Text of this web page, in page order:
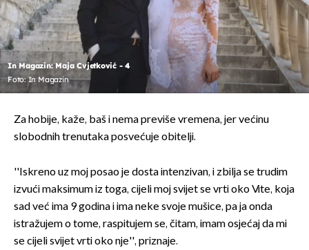
In Magazin: Maja Cvjetković - 4
Foto: In Magazin
Za hobije, kaže, baš i nema previše vremena, jer većinu
slobodnih trenutaka posvećuje obitelji.
''Iskreno uz moj posao je dosta intenzivan, i zbilja se trudim
izvući maksimum iz toga, cijeli moj svijet se vrti oko Vite, koja
sad već ima 9 godina i ima neke svoje mušice, pa ja onda
istražujem o tome, raspitujem se, čitam, imam osjećaj da mi
se cijeli svijet vrti oko nje'', priznaje.